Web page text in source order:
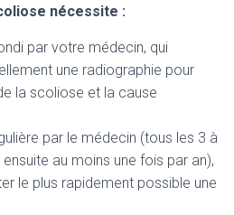
nécessite :
par votre médecin, qui
une radiographie pour
la scoliose et la cause
par le médecin (tous les 3 à
au moins une fois par an),
le plus rapidement possible une